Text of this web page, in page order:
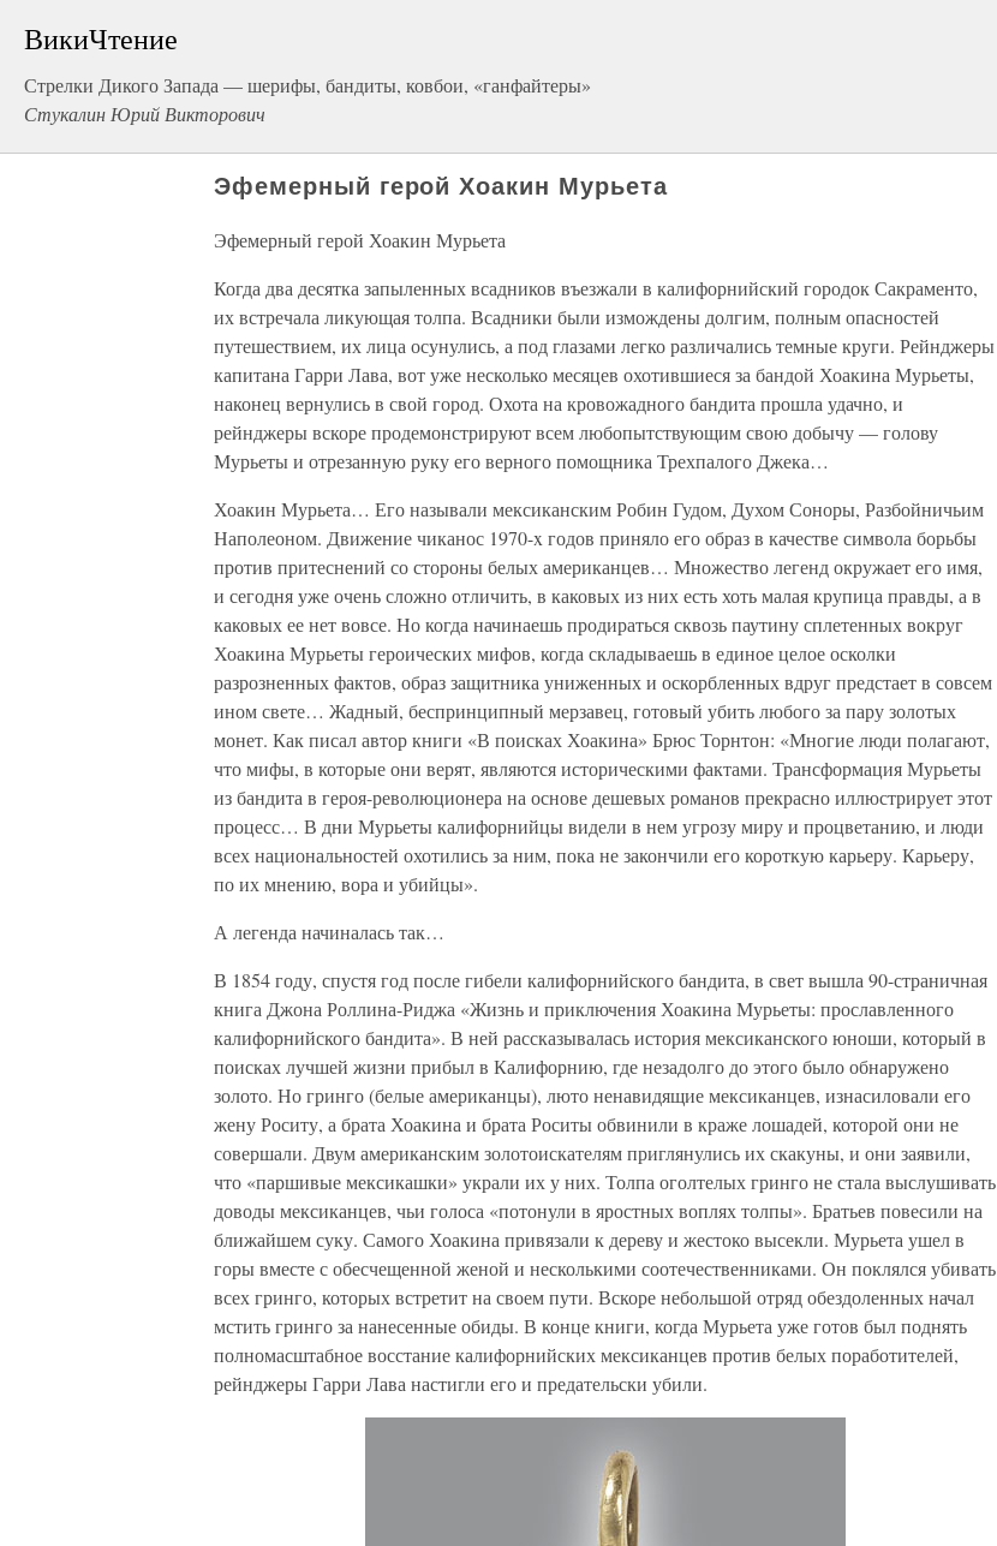
ВикиЧтение
Стрелки Дикого Запада — шерифы, бандиты, ковбои, «ганфайтеры»
Стукалин Юрий Викторович
Эфемерный герой Хоакин Мурьета
Эфемерный герой Хоакин Мурьета
Когда два десятка запыленных всадников въезжали в калифорнийский городок Сакраменто,
их встречала ликующая толпа. Всадники были измождены долгим, полным опасностей
путешествием, их лица осунулись, а под глазами легко различались темные круги. Рейнджеры
капитана Гарри Лава, вот уже несколько месяцев охотившиеся за бандой Хоакина Мурьеты,
наконец вернулись в свой город. Охота на кровожадного бандита прошла удачно, и
рейнджеры вскоре продемонстрируют всем любопытствующим свою добычу — голову
Мурьеты и отрезанную руку его верного помощника Трехпалого Джека…
Хоакин Мурьета… Его называли мексиканским Робин Гудом, Духом Соноры, Разбойничьим
Наполеоном. Движение чиканос 1970-x годов приняло его образ в качестве символа борьбы
против притеснений со стороны белых американцев… Множество легенд окружает его имя,
и сегодня уже очень сложно отличить, в каковых из них есть хоть малая крупица правды, а в
каковых ее нет вовсе. Но когда начинаешь продираться сквозь паутину сплетенных вокруг
Хоакина Мурьеты героических мифов, когда складываешь в единое целое осколки
разрозненных фактов, образ защитника униженных и оскорбленных вдруг предстает в совсем
ином свете… Жадный, беспринципный мерзавец, готовый убить любого за пару золотых
монет. Как писал автор книги «В поисках Хоакина» Брюс Торнтон: «Многие люди полагают,
что мифы, в которые они верят, являются историческими фактами. Трансформация Мурьеты
из бандита в героя-революционера на основе дешевых романов прекрасно иллюстрирует этот
процесс… В дни Мурьеты калифорнийцы видели в нем угрозу миру и процветанию, и люди
всех национальностей охотились за ним, пока не закончили его короткую карьеру. Карьеру,
по их мнению, вора и убийцы».
А легенда начиналась так…
В 1854 году, спустя год после гибели калифорнийского бандита, в свет вышла 90-страничная
книга Джона Роллина-Риджа «Жизнь и приключения Хоакина Мурьеты: прославленного
калифорнийского бандита». В ней рассказывалась история мексиканского юноши, который в
поисках лучшей жизни прибыл в Калифорнию, где незадолго до этого было обнаружено
золото. Но гринго (белые американцы), люто ненавидящие мексиканцев, изнасиловали его
жену Роситу, а брата Хоакина и брата Роситы обвинили в краже лошадей, которой они не
совершали. Двум американским золотоискателям приглянулись их скакуны, и они заявили,
что «паршивые мексикашки» украли их у них. Толпа оголтелых гринго не стала выслушивать
доводы мексиканцев, чьи голоса «потонули в яростных воплях толпы». Братьев повесили на
ближайшем суку. Самого Хоакина привязали к дереву и жестоко высекли. Мурьета ушел в
горы вместе с обесчещенной женой и несколькими соотечественниками. Он поклялся убивать
всех гринго, которых встретит на своем пути. Вскоре небольшой отряд обездоленных начал
мстить гринго за нанесенные обиды. В конце книги, когда Мурьета уже готов был поднять
полномасштабное восстание калифорнийских мексиканцев против белых поработителей,
рейнджеры Гарри Лава настигли его и предательски убили.